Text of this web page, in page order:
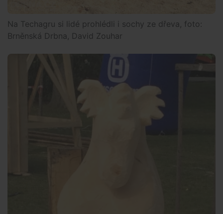
Na Techagru si lidé prohlédli i sochy ze dřeva, foto:
Brněnská Drbna, David Zouhar